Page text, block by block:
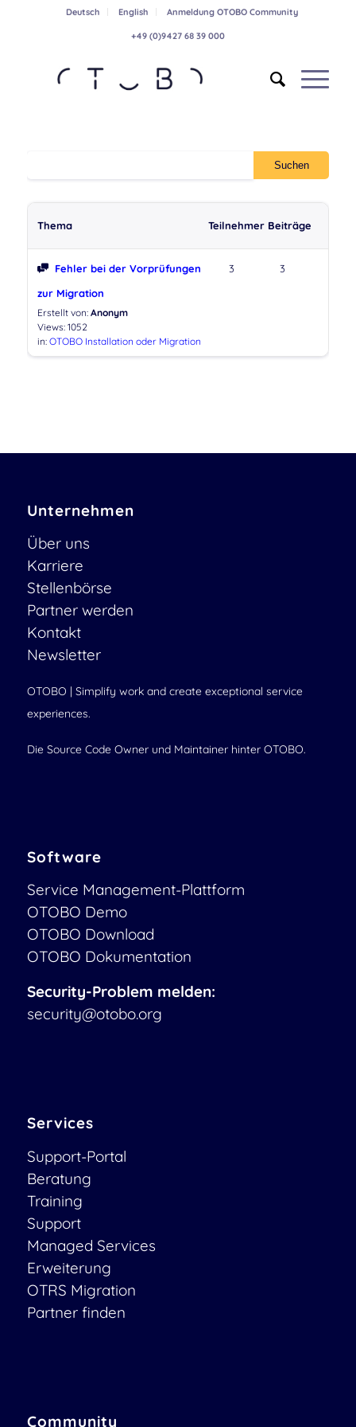
Deutsch English Anmeldung OTOBO Community
+49 (0)9427 68 39 000
Thema Teilnehmer Beiträge
Fehler bei der Vorprüfungen
zur Migration
Erstellt von: Anonym
Views: 1052
in: OTOBO Installation oder Migration
3 3
Unternehmen
Über uns
Karriere
Stellenbörse
Partner werden
Kontakt
Newsletter
OTOBO | Simplify work and create exceptional service
experiences.
Die Source Code Owner und Maintainer hinter OTOBO.
Software
Service Management-Plattform
OTOBO Demo
OTOBO Download
OTOBO Dokumentation
Security-Problem melden:
security@otobo.org
Services
Support-Portal
Beratung
Training
Support
Managed Services
Erweiterung
OTRS Migration
Partner finden
Community